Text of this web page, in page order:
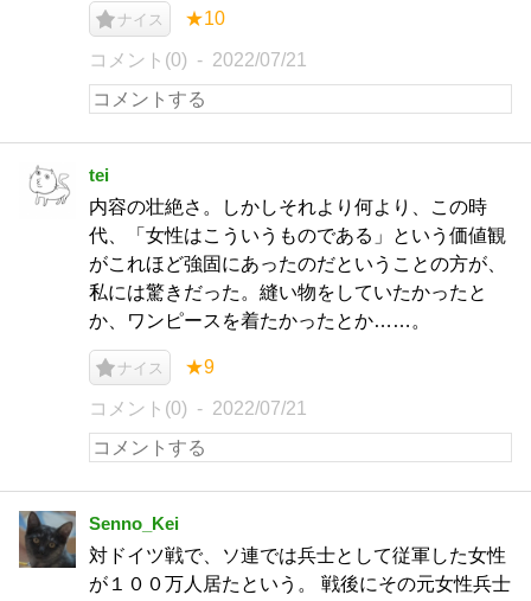
ナイス ★10
コメント(0) 2022/07/21
tei
内容の壮絶さ。しかしそれより何より、この時
代、「女性はこういうものである」という価値観
がこれほど強固にあったのだということの方が、
私には驚きだった。縫い物をしていたかったと
か、ワンピースを着たかったとか……。
ナイス ★9
コメント(0) 2022/07/21
Senno_Kei
対ドイツ戦で、ソ連では兵士として従軍した女性
が１００万人居たという。 戦後にその元女性兵士